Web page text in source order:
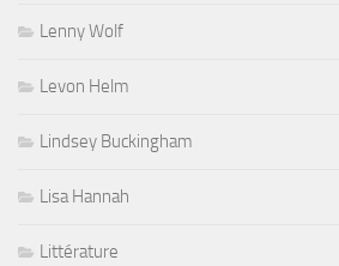
Lenny Wolf
Levon Helm
Lindsey Buckingham
Lisa Hannah
Littérature